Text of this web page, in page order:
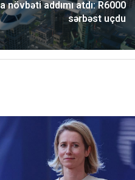
addımı atdı: R6000
sərbəst uçdu